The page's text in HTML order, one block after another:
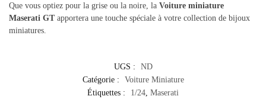
Que vous optiez pour la grise ou la noire, la Voiture miniature
Maserati GTapportera une touche spéciale à votre collection de bijoux
miniatures.
UGS :
ND
Catégorie :
Voiture Miniature
Étiquettes :
1/24 Maserati